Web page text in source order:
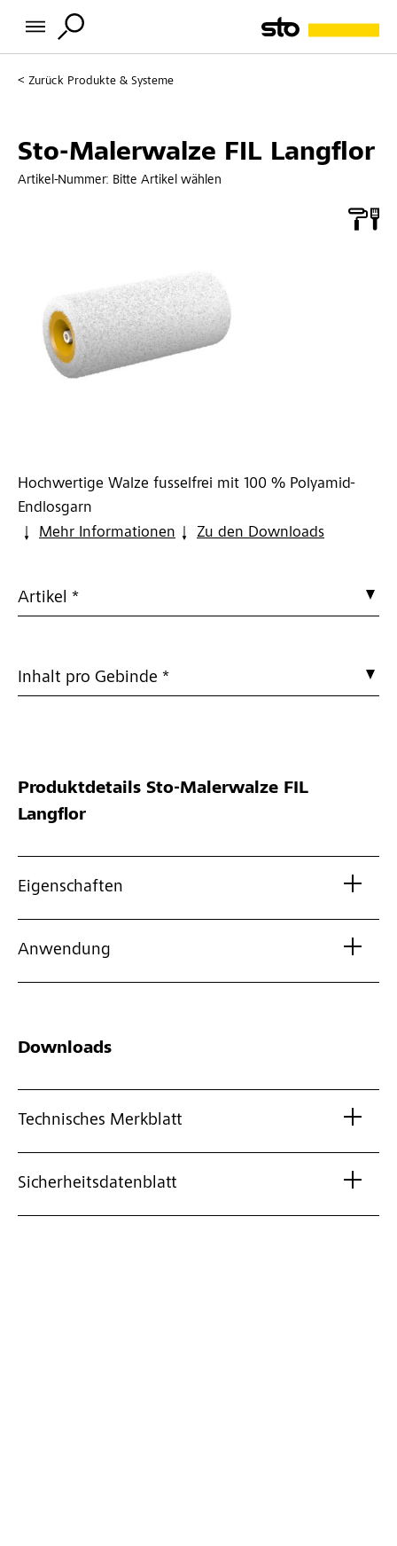
Zurück Produkte & Systeme
Sto-Malerwalze FIL Langflor
Artikel-Nummer: Bitte Artikel wählen
Hochwertige Walze fusselfrei mit 100 % Polyamid-
Endlosgarn
Mehr Informationen
Zu den Downloads
Artikel *
Inhalt pro Gebinde *
Produktdetails Sto-Malerwalze FIL
Langflor
Eigenschaften
Anwendung
Downloads
Technisches Merkblatt
Sicherheitsdatenblatt